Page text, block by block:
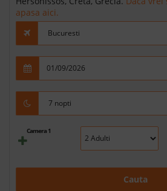
apasa aici.
Camera 1
Cauta